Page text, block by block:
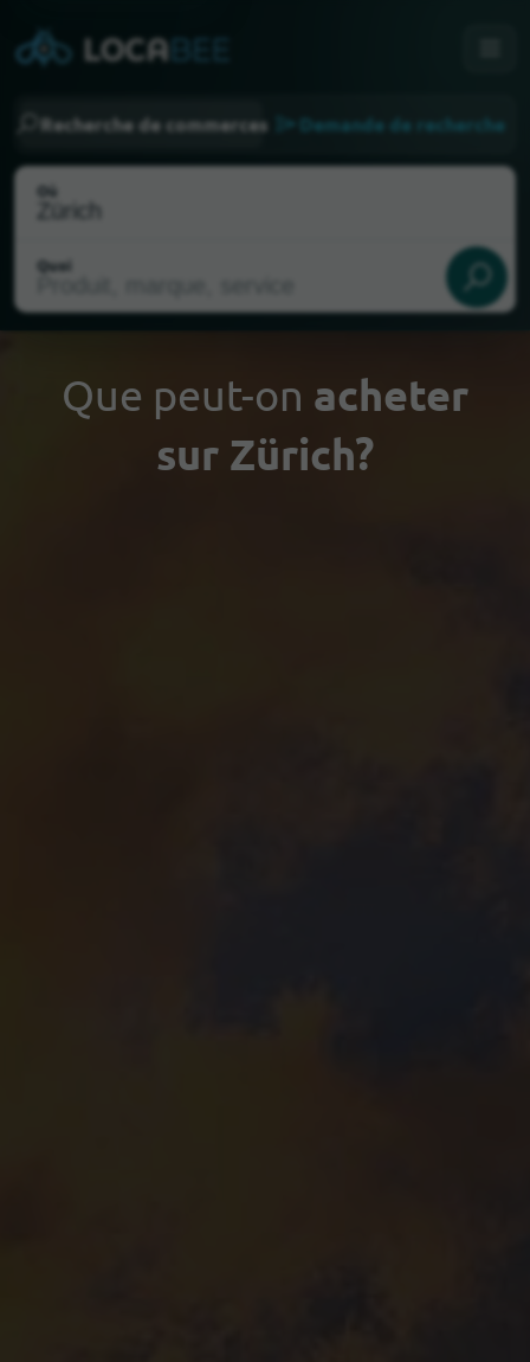
Recherche de commerces Demande de recherche
Où
Quoi
Choisir ma localisation
Que peut-on acheter
sur Zürich?